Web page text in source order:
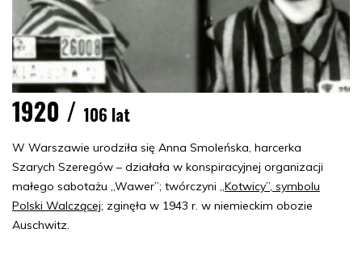
1920 / 106 lat
W Warszawie urodziła się Anna Smoleńska, harcerka
Szarych Szeregów – działała w konspiracyjnej organizacji
małego sabotażu „Wawer”; twórczyni „Kotwicy”, symbolu
Polski Walczącej; zginęła w 1943 r. w niemieckim obozie
Auschwitz.